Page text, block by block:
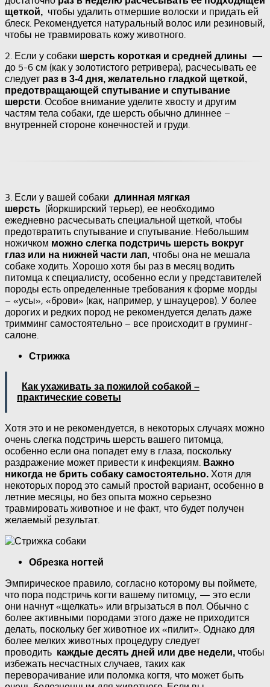
щеткой, чтобы удалить отмершие волоски и придать ей
блеск. Рекомендуется натуральный волос или резиновый,
чтобы не травмировать кожу животного.
2. Если у собаки шерсть короткая и средней длины —
до 5-6 см (как у золотистого ретривера), расчесывать ее
следует раз в 3-4 дня, желательно гладкой щеткой,
предотвращающей спутывание и спутывание
шерсти. Особое внимание уделите хвосту и другим
частям тела собаки, где шерсть обычно длиннее –
внутренней стороне конечностей и груди.
3. Если у вашей собаки длинная мягкая
шерсть (йоркширский терьер), ее необходимо
ежедневно расчесывать специальной щеткой, чтобы
предотвратить спутывание и спутывание. Небольшим
ножичком можно слегка подстричь шерсть вокруг
глаз или на нижней части лап, чтобы она не мешала
собаке ходить. Хорошо хотя бы раз в месяц водить
питомца к специалисту, особенно если у представителей
породы есть определенные требования к форме морды
– «усы», «брови» (как, например, у шнауцеров). У более
дорогих и редких пород не рекомендуется делать даже
тримминг самостоятельно – все происходит в груминг-
салоне.
Стрижка
Как ухаживать за пожилой собакой –
практические советы
Хотя это и не рекомендуется, в некоторых случаях можно
очень слегка подстричь шерсть вашего питомца,
особенно если она попадет ему в глаза, поскольку
раздражение может привести к инфекциям. Важно
никогда не брить собаку самостоятельно. Хотя для
некоторых пород это самый простой вариант, особенно в
летние месяцы, но без опыта можно серьезно
травмировать животное и не факт, что будет получен
желаемый результат.
Обрезка ногтей
Эмпирическое правило, согласно которому вы поймете,
что пора подстричь когти вашему питомцу, — это если
они начнут «щелкать» или вгрызаться в пол. Обычно с
более активными породами этого даже не приходится
делать, поскольку бег животное их «пилит». Однако для
более мелких животных процедуру следует
проводить каждые десять дней или две недели, чтобы
избежать несчастных случаев, таких как
переворачивание или поломка когтя, что может быть